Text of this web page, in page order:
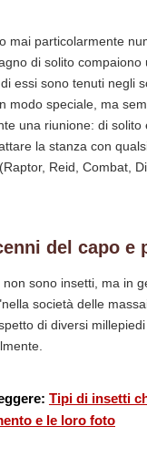
mai particolarmente
di solito compaiono
essi sono tenuti negli
modo speciale, ma
una riunione: di solito
la stanza con
Reid, Combat,
del capo e
sono insetti, ma in
società delle
di diversi
Tipi di insetti
e le loro foto